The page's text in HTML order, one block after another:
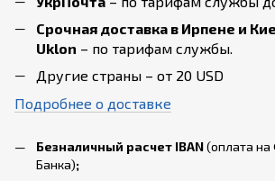
Срочная доставка в Ирпене и
Uklon – по тарифам службы.
Другие страны – от 20 USD
Подробнее о доставке
Безналичный расчет IBAN(оплата на
Банка);